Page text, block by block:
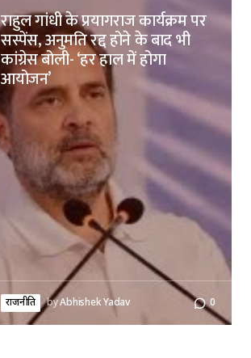
राहुल गांधी के प्रयागराज कार्यक्रम पर
सस्पेंस, अनुमति रद्द होने के बाद भी
कांग्रेस बोली- ‘हर हाल में होगा
आयोजन’
राजनीति byAbhishek Yadav 0